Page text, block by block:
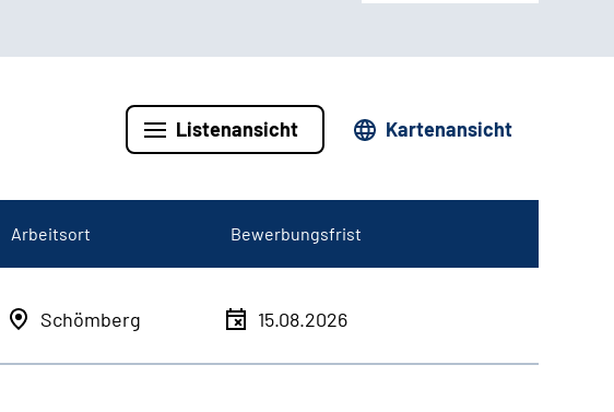
Listenansicht Kartenansicht
Arbeitsort Bewerbungsfrist
Schömberg 15.08.2026